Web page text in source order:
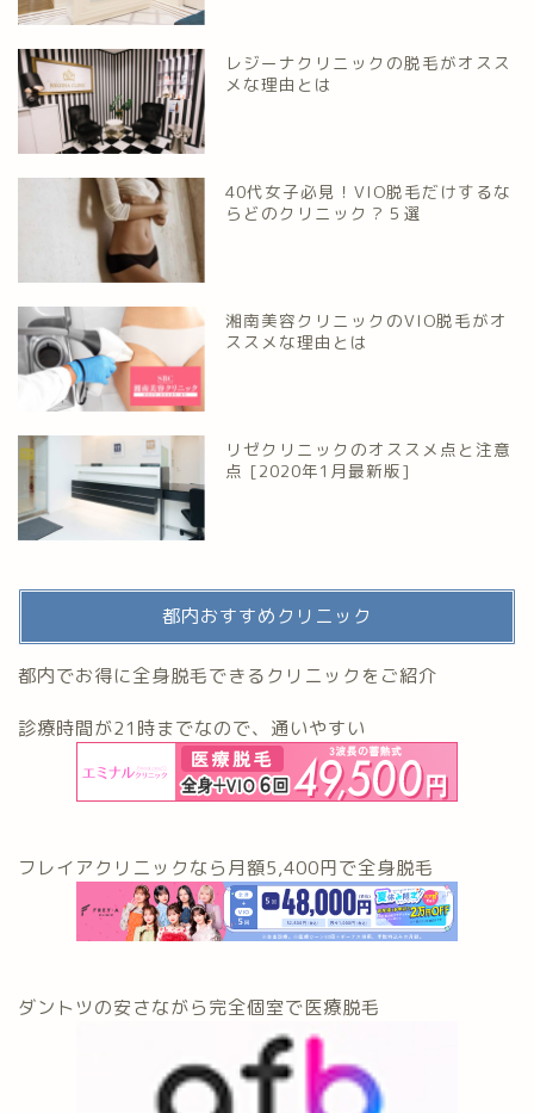
レジーナクリニックの脱毛がオスス
メな理由とは
40代女子必見！VIO脱毛だけするな
らどのクリニック？５選
湘南美容クリニックのVIO脱毛がオ
ススメな理由とは
リゼクリニックのオススメ点と注意
点 [2020年1月最新版]
都内おすすめクリニック
都内でお得に全身脱毛できるクリニックをご紹介
診療時間が21時までなので、通いやすい
フレイアクリニックなら月額5,400円で全身脱毛
ダントツの安さながら完全個室で医療脱毛